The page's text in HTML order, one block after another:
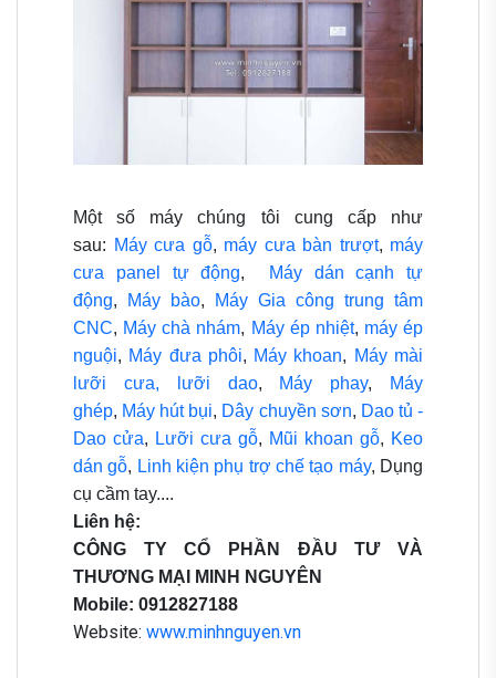
Một số máy chúng tôi cung cấp như
sau: Máy cưa gỗ, máy cưa bàn trượt, máy
cưa panel tự động,
Máy dán cạnh tự
động, Máy bào,
Máy Gia công trung tâm
CNC, Máy chà nhám, Máy ép nhiệt, máy ép
nguội, Máy đưa phôi, Máy khoan, Máy mài
lưỡi cưa, lưỡi dao, Máy phay,
Máy
ghép, Máy hút bụi, Dây chuyền sơn, Dao tủ -
Dao cửa, Lưỡi cưa gỗ, Mũi khoan gỗ, Keo
dán gỗ, Linh kiện phụ trợ chế tạo máy, Dụng
cụ cầm tay....
Liên hệ:
CÔNG TY CỔ PHẦN ĐẦU TƯ VÀ
THƯƠNG MẠI MINH NGUYÊN
Mobile: 0912827188
Website: www.minhnguyen.vn